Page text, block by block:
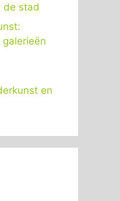
de stad
en